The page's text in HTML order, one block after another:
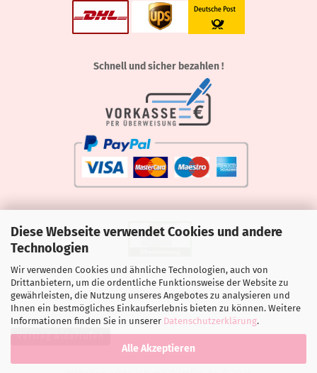
Diese Webseite verwendet Cookies und andere
Technologien
Wir verwenden Cookies und ähnliche Technologien, auch von
Drittanbietern, um die ordentliche Funktionsweise der Website zu
gewährleisten, die Nutzung unseres Angebotes zu analysieren und
Ihnen ein bestmögliches Einkaufserlebnis bieten zu können. Weitere
Informationen finden Sie in unserer Datenschutzerklärung.
Alle Akzeptieren
Schnell und sicher bezahlen !
Vertrag widerrufen